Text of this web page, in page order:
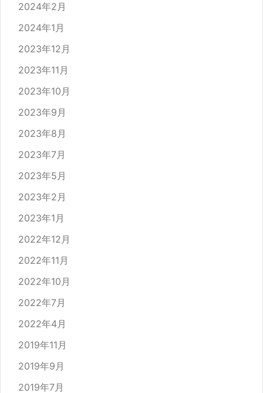
2024年2月
2024年1月
2023年12月
2023年11月
2023年10月
2023年9月
2023年8月
2023年7月
2023年5月
2023年2月
2023年1月
2022年12月
2022年11月
2022年10月
2022年7月
2022年4月
2019年11月
2019年9月
2019年7月